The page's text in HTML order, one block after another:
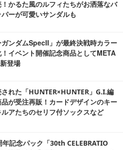
かるた風のルフィたちがお洒落なバ
ーが可愛いサンダルも
ガンダムSpecII」が最終決戦時カラー
！イベント開催記念商品としてMETA
登場
れた「HUNTER×HUNTER」G.I.編
が受注再販！カードデザインのキー
アたちのセリフ付ソックスなど
年記念パック「30th CELEBRATIO